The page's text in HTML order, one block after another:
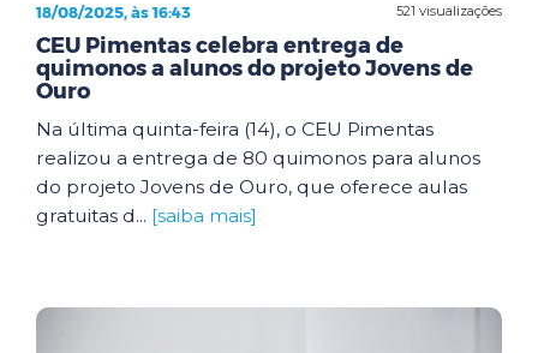
521 visualizações
18/08/2025, às 16:43
CEU Pimentas celebra entrega de
quimonos a alunos do projeto Jovens de
Ouro
Na última quinta-feira (14), o CEU Pimentas
realizou a entrega de 80 quimonos para alunos
do projeto Jovens de Ouro, que oferece aulas
gratuitas d... [saiba mais]